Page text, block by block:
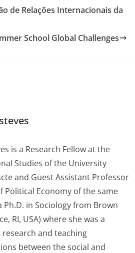
de Relações Internacionais da
School Global Challenges
is a Research Fellow at the
Studies of the University
and Guest Assistant Professor
Economy of the same
Ph.D. in Sociology from Brown
RI, USA) where she was a
and teaching
between the social and